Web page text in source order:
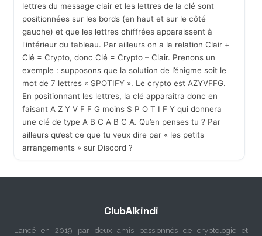
lettres du message clair et les lettres de la clé sont
positionnées sur les bords (en haut et sur le côté
gauche) et que les lettres chiffrées apparaissent à
l'intérieur du tableau. Par ailleurs on a la relation Clair +
Clé = Crypto, donc Clé = Crypto – Clair. Prenons un
exemple : supposons que la solution de l’énigme soit le
mot de 7 lettres « SPOTIFY ». Le crypto est AZYVFFG.
En positionnant les lettres, la clé apparaîtra donc en
faisant A Z Y V F F G moins S P O T I F Y qui donnera
une clé de type A B C A B C A. Qu’en penses tu ? Par
ailleurs qu’est ce que tu veux dire par « les petits
arrangements » sur Discord ?
LeSca PROFESSIONNEL 2023-01-09 00:20:43
les 3 lettres ayant un même décalage avec une clé
de 3 lettres (si on peut me comprendre...). Une m'a
ClubAlkindi
Lancé en 2019 par deux amis passionnés de cryptologie et